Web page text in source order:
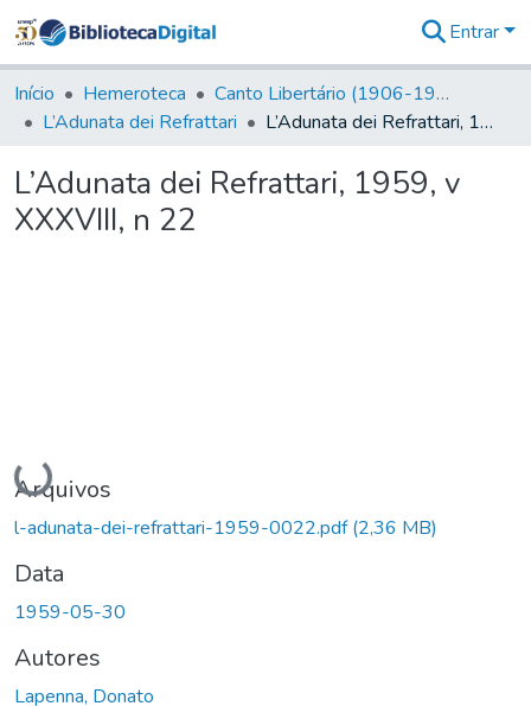
&
Coleções
Tudo na
Digital
Entrar
Início Hemeroteca
Canto Libertário (1906-1995)
L’Adunata dei Refrattari
L’Adunata dei Refrattari, 1959, v XXXVIII, n 22
L’Adunata dei Refrattari, 1959, v
XXXVIII, n 22
Carregando...
Arquivos
l-adunata-dei-refrattari-1959-0022.pdf(2,36 MB)
Data
1959-05-30
Autores
Lapenna, Donato